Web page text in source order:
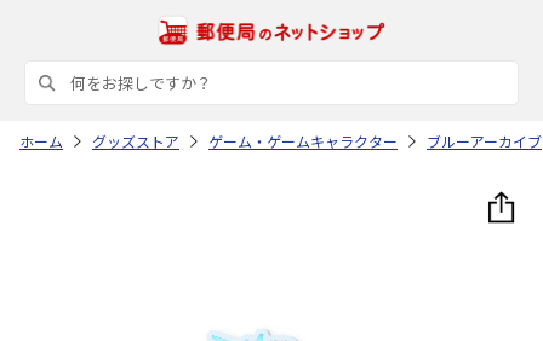
ホーム グッズストア ゲーム・ゲームキャラクター ブルーアーカイブ